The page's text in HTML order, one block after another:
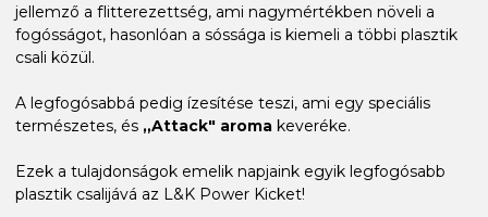
jellemző a flitterezettség, ami nagymértékben növeli a
fogósságot, hasonlóan a sóssága is kiemeli a többi plasztik
csali közül.
A legfogósabbá pedig ízesítése teszi, ami egy speciális
természetes, és „Attack" aroma keveréke.
Ezek a tulajdonságok emelik napjaink egyik legfogósabb
plasztik csalijává az L&K Power Kicket!